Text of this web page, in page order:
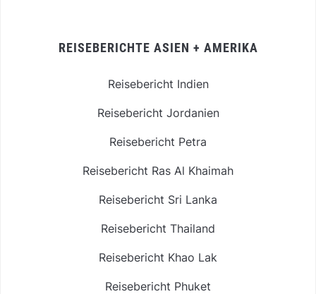
REISEBERICHTE ASIEN + AMERIKA
Reisebericht Indien
Reisebericht Jordanien
Reisebericht Petra
Reisebericht Ras Al Khaimah
Reisebericht Sri Lanka
Reisebericht Thailand
Reisebericht Khao Lak
Reisebericht Phuket